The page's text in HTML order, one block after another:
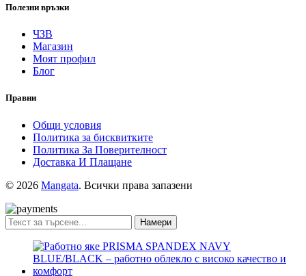
Полезни връзки
ЧЗВ
Магазин
Моят профил
Блог
Правни
Общи условия
Политика за бисквитките
Политика За Поверителност
Доставка И Плащане
© 2026 Mangata. Всички права запазени
Намери